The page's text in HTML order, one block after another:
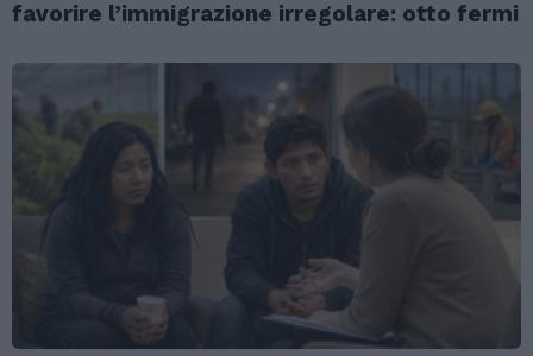
favorire l’immigrazione irregolare: otto fermi